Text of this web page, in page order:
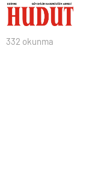
332 okunma